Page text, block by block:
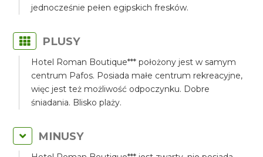
jednocześnie pełen egipskich fresków.
PLUSY
Hotel Roman Boutique*** położony jest w samym
centrum Pafos. Posiada małe centrum rekreacyjne,
więc jest też możliwość odpoczynku. Dobre
śniadania. Blisko plaży.
MINUSY